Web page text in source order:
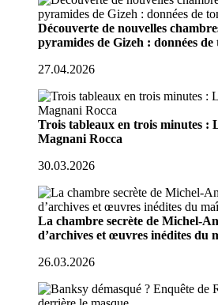
Découverte de nouvelles
pyramides de Gizeh : données
27.04.2026
Trois tableaux en trois minutes :
Magnani Rocca
30.03.2026
La chambre secrète de Michel-
d’archives et œuvres inédites du
26.03.2026